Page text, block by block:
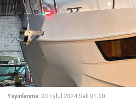
Yayınlanma: 03 Eylül 2024 Salı 01:00